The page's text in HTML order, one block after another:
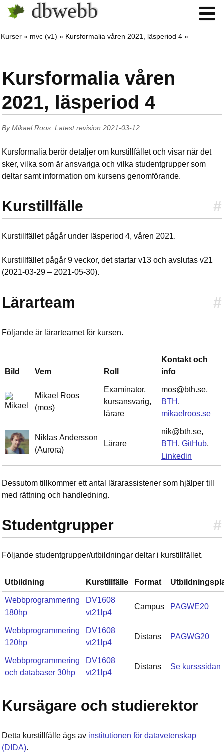
dbwebb
Kurser mvc (v1) Kursformalia våren 2021, läsperiod 4
Kursformalia våren
2021, läsperiod 4
ByMikael Roos Latest revision2021-03-12
Kursformalia berör detaljer om kurstillfället och visar när det
sker, vilka som är ansvariga och vilka studentgrupper som
deltar samt information om kursens genomförande.
#
Kurstillfälle
Kurstillfället pågår under läsperiod 4, våren 2021.
Kurstillfället pågår 9 veckor, det startar v13 och avslutas v21
(2021-03-29 – 2021-05-30).
#
Lärarteam
Följande är lärarteamet för kursen.
Bild Vem Roll
Kontakt och
info
Mikael Roos
(mos)
Examinator,
kursansvarig,
lärare
mos@bth.se,
BTH ,
mikaelroos.se
Niklas Andersson
(Aurora)
Lärare
nik@bth.se,
BTH ,GitHub,
Linkedin
Dessutom tillkommer ett antal lärarassistener som hjälper till
med rättning och handledning.
#
Studentgrupper
Följande studentgrupper/utbildningar deltar i kurstillfället.
Utbildning Kurstillfälle Format
Webbprogrammering
180hp
DV1608
vt21lp4
Campus PAGWE20
Webbprogrammering
120hp
DV1608
vt21lp4
Distans PAGWG20
Webbprogrammering
och databaser 30hp
DV1608
vt21lp4
Distans Se kursssidan
Kursägare och studierektor
Detta kurstillfälle ägs av institutionen för datavetenskap
(DIDA).